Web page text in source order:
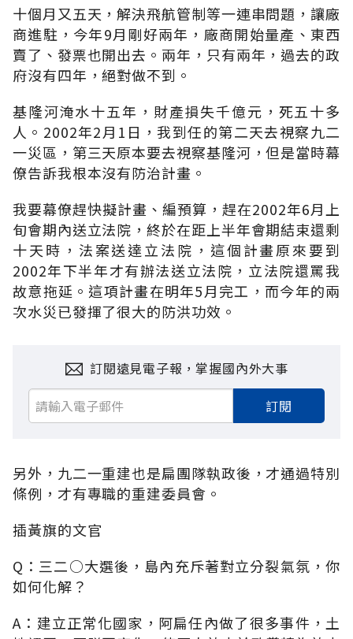
十個月又五天，解決飛航管制等一連串問題，讓廠
商進駐，今年9月剛好兩年，廠商開始量產、東西
賣了、發票也開出去。兩年，只有兩年，過去的政
府沒有四年，絕對做不到。
基隆河淹水十五年，財產損失千億元，死五十多
人。2002年2月1日，我到任的第二天去視察九二
一災區，第三天原本要去視察基隆河，但是當時幕
僚告訴我根本沒有防治計畫。
我要幕僚趕快擬計畫、編預算，趕在2002年6月上
旬會期內送立法院，終於在距上半年會期結束還剩
十天時，法案送達立法院，這個計畫原來要到
2002年下半年才有辦法送立法院，立法院還罵我
故意拖延。這項計畫在明年5月完工，而今年的兩
次水災已發揮了很大的防洪功效。
訂閱遠見電子報，掌握國內外大事
訂閱
另外，九二一重建也是扁團隊執政後，才通過特別
條例，才有專職的重建委員會。
插黃旗的文官
Q：三二○大選後，島內充斥著對立分裂氣氛，你
如何化解？
A：建立正常化國家，阿扁任內做了很多事件，土